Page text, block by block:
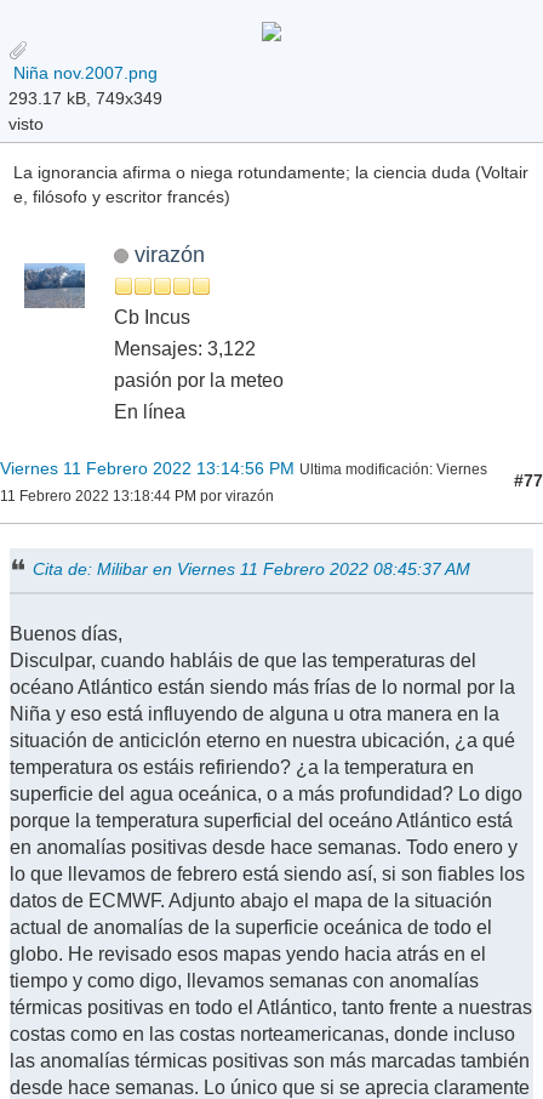
Niña nov.2007.png
293.17 kB, 749x349
visto
La ignorancia afirma o niega rotundamente; la ciencia duda (Voltair
e, filósofo y escritor francés)
virazón
Cb Incus
Mensajes: 3,122
pasión por la meteo
En línea
Viernes 11 Febrero 2022 13:14:56 PM Ultima modificación: Viernes
11 Febrero 2022 13:18:44 PM por virazón
#77
Cita de: Milibar en Viernes 11 Febrero 2022 08:45:37 AM
Buenos días,
Disculpar, cuando habláis de que las temperaturas del
océano Atlántico están siendo más frías de lo normal por la
Niña y eso está influyendo de alguna u otra manera en la
situación de anticiclón eterno en nuestra ubicación, ¿a qué
temperatura os estáis refiriendo? ¿a la temperatura en
superficie del agua oceánica, o a más profundidad? Lo digo
porque la temperatura superficial del oceáno Atlántico está
en anomalías positivas desde hace semanas. Todo enero y
lo que llevamos de febrero está siendo así, si son fiables los
datos de ECMWF. Adjunto abajo el mapa de la situación
actual de anomalías de la superficie oceánica de todo el
globo. He revisado esos mapas yendo hacia atrás en el
tiempo y como digo, llevamos semanas con anomalías
térmicas positivas en todo el Atlántico, tanto frente a nuestras
costas como en las costas norteamericanas, donde incluso
las anomalías térmicas positivas son más marcadas también
desde hace semanas. Lo único que si se aprecia claramente